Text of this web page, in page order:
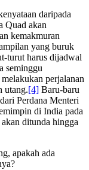
daripada
Quad akan
kemakmuran
yang buruk
turut harus dijadwal
seminggu
perjalanan
utang.[4] Baru-baru
Perdana Menteri
di India pada
ditunda hingga
apakah ada